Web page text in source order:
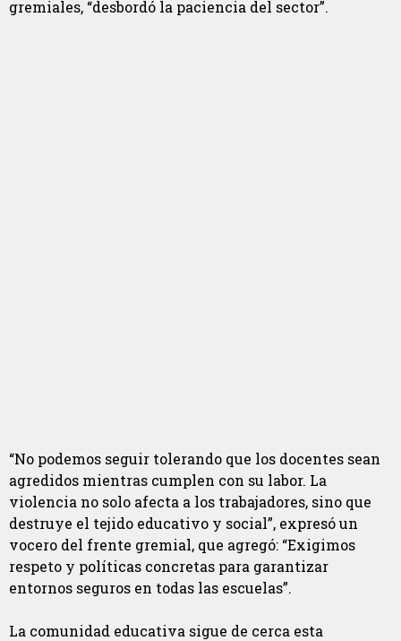
gremiales, “desbordó la paciencia del sector”.
“No podemos seguir tolerando que los docentes sean
agredidos mientras cumplen con su labor. La
violencia no solo afecta a los trabajadores, sino que
destruye el tejido educativo y social”, expresó un
vocero del frente gremial, que agregó: “Exigimos
respeto y políticas concretas para garantizar
entornos seguros en todas las escuelas”.
La comunidad educativa sigue de cerca esta